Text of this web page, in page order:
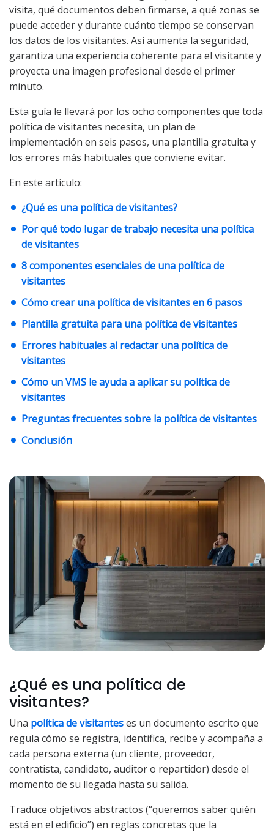
visita, qué documentos deben firmarse, a qué zonas se
puede acceder y durante cuánto tiempo se conservan
los datos de los visitantes. Así aumenta la seguridad,
garantiza una experiencia coherente para el visitante y
proyecta una imagen profesional desde el primer
minuto.
Esta guía le llevará por los ocho componentes que toda
política de visitantes necesita, un plan de
implementación en seis pasos, una plantilla gratuita y
los errores más habituales que conviene evitar.
En este artículo:
¿Qué es una política de visitantes?
Por qué todo lugar de trabajo necesita una política
de visitantes
8 componentes esenciales de una política de
visitantes
Cómo crear una política de visitantes en 6 pasos
Plantilla gratuita para una política de visitantes
Errores habituales al redactar una política de
visitantes
Cómo un VMS le ayuda a aplicar su política de
visitantes
Preguntas frecuentes sobre la política de visitantes
Conclusión
¿Qué es una política de
visitantes?
Una política de visitanteses un documento escrito que
regula cómo se registra, identifica, recibe y acompaña a
cada persona externa (un cliente, proveedor,
contratista, candidato, auditor o repartidor) desde el
momento de su llegada hasta su salida.
Traduce objetivos abstractos (“queremos saber quién
está en el edificio”) en reglas concretas que la